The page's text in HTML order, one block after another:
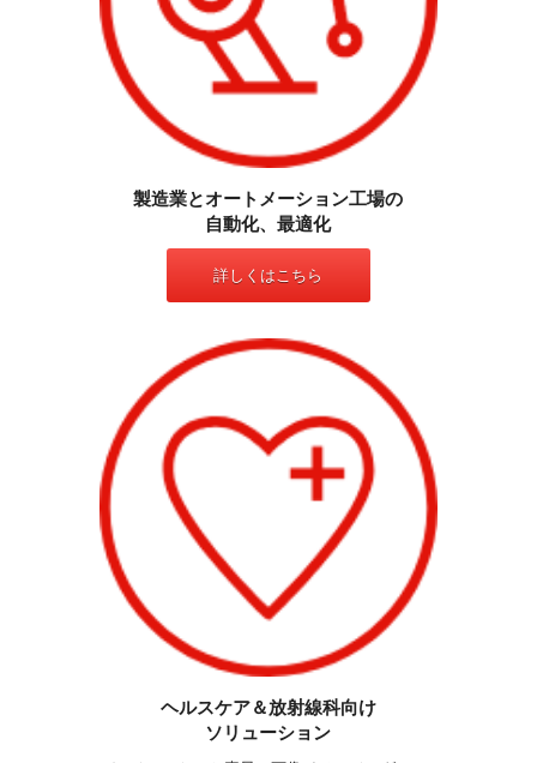
製造業とオートメーション工場の
自動化、最適化
詳しくはこちら
ヘルスケア＆放射線科向け
ソリューション